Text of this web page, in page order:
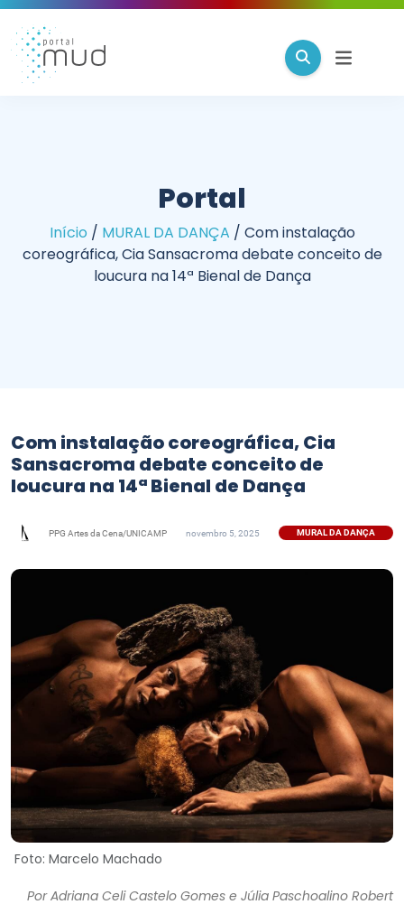
Portal
Início / MURAL DA DANÇA / Com instalação
coreográfica, Cia Sansacroma debate conceito de
loucura na 14ª Bienal de Dança
Com instalação coreográfica, Cia
Sansacroma debate conceito de
loucura na 14ª Bienal de Dança
PPG Artes da Cena/UNICAMP novembro 5, 2025 MURAL DA DANÇA
Foto: Marcelo Machado
PorAdriana Celi Castelo Gomes e Júlia Paschoalino Robert